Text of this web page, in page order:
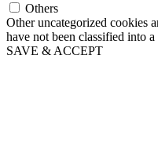
Others
Other uncategorized cookies
have not been classified into a
SAVE & ACCEPT